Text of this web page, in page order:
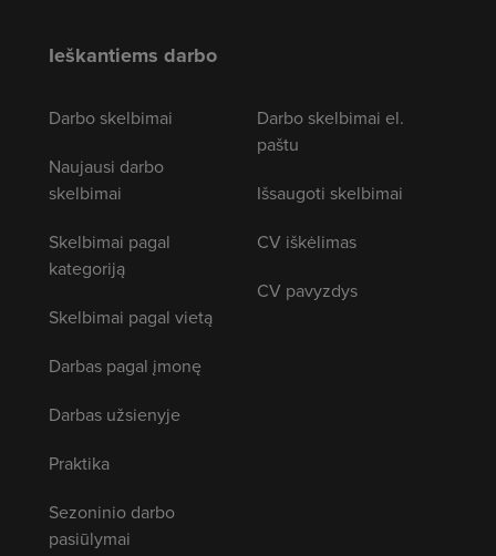
Ieškantiems darbo
Darbo skelbimai
Naujausi darbo
skelbimai
Skelbimai pagal
kategoriją
Skelbimai pagal vietą
Darbas pagal įmonę
Darbas užsienyje
Praktika
Sezoninio darbo
pasiūlymai
Darbo skelbimai el.
paštu
Išsaugoti skelbimai
CV iškėlimas
CV pavyzdys